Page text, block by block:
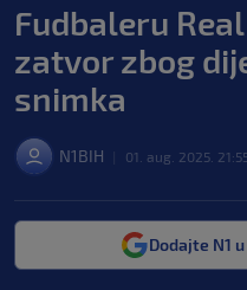
Fudbaleru
zatvor zbog
snimka
N1BIH 01. aug. 2025.
Dodajte N1